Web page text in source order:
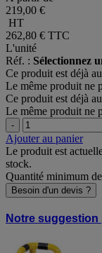
À partir de
219,00 €
HT
262,80 €
L'unité
Réf. :Sélectionnez
Ce produit est déjà
Le même produit ne
Ce produit est déjà
Le même produit ne
-
Ajouter au panier
Le produit est
stock.
Quantité minimum de